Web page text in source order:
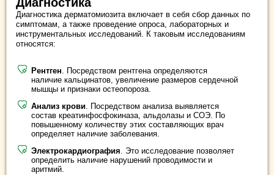
Диагностика дерматомиозита включает в себя сбор данных по
симптомам, а также проведение опроса, лабораторных и
инструментальных исследований. К таковым исследованиям
относятся:
Рентген. Посредством рентгена определяются
наличие кальцинатов, увеличение размеров сердечной
мышцы и признаки остеопороза.
Анализ крови. Посредством анализа выявляется
состав креатинфосфокиназа, альдолазы и СОЭ. По
повышенному количеству этих составляющих врач
определяет наличие заболевания.
Электрокардиография. Это исследование позволяет
определить наличие нарушений проводимости и
аритмий.